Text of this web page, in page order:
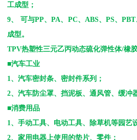
工成型；
9、 可与PP、PA、 PC、 ABS、PS、PBT
成型。
TPV热塑性三元乙丙动态硫化弹性体/橡
■汽车工业
1 、汽车密封条、密封件系列；
2、汽车防尘罩、挡泥板、通风管、缓冲
■消费用品
1 、手动工具、电动工具、除草机等园艺
2、家用电器上使用的垫片、零件；